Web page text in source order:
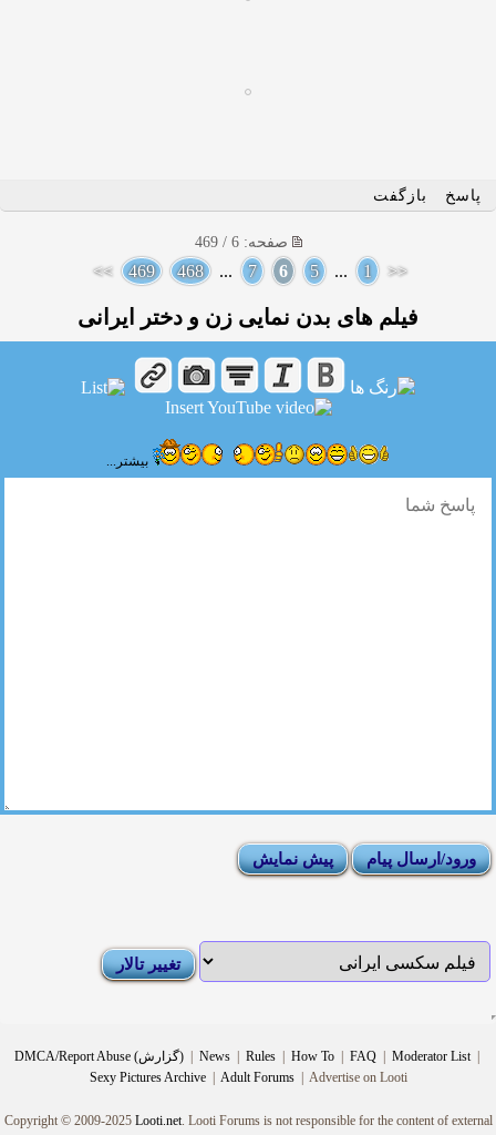
پاسخ بازگفت
صفحه: 6 / 469
<<
1
...
5
6
7
...
468
469
>>
فیلم های بدن نمایی زن و دختر ایرانی
بیشتر...
DMCA/Report Abuse (گزارش) News Rules How To FAQ Moderator List
Sexy Pictures Archive
Adult Forums Advertise on Looti
Copyright © 2009-2025 Looti.net. Looti Forums is not responsible for the content of external